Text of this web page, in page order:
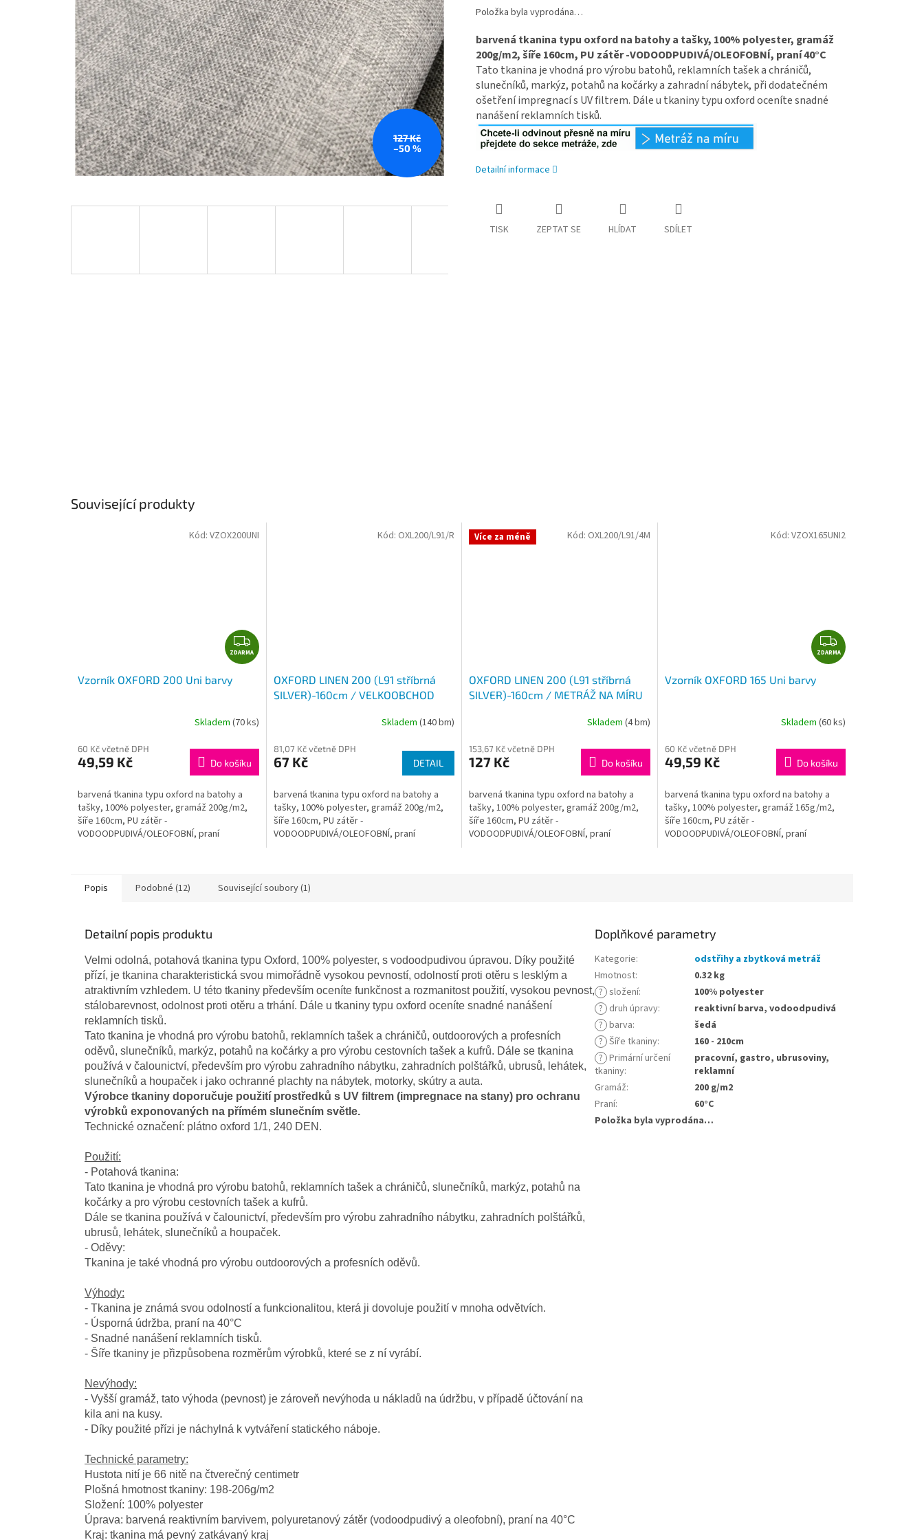
127 Kč
–50 %
Položka byla vyprodána…
barvená tkanina typu oxford na batohy a tašky, 100% polyester, gramáž
200g/m2, šíře 160cm, PU zátěr -VODOODPUDIVÁ/OLEOFOBNÍ, praní 40°C
Tato tkanina je vhodná pro výrobu batohů, reklamních tašek a chráničů,
slunečníků, markýz, potahů na kočárky a zahradní nábytek, při dodatečném
ošetření impregnací s UV filtrem. Dále u tkaniny typu oxford oceníte snadné
nanášení reklamních tisků.
Detailní informace
TISK ZEPTAT SE HLÍDAT SDÍLET
Související produkty
Z
D
A
ZDARMA
Vzorník OXFORD 200 Uni barvy
Skladem (70 ks)
60 Kč včetně DPH
49,59 Kč Do košíku
barvená tkanina typu oxford na batohy a
tašky, 100% polyester, gramáž 200g/m2,
šíře 160cm, PU zátěr -
VODOODPUDIVÁ/OLEOFOBNÍ, praní
Kód: VZOX200UNI
OXFORD LINEN 200 (L91 stříbrná
SILVER)-160cm / VELKOOBCHOD
Skladem (140 bm)
81,07 Kč včetně DPH
67 Kč DETAIL
barvená tkanina typu oxford na batohy a
tašky, 100% polyester, gramáž 200g/m2,
šíře 160cm, PU zátěr -
VODOODPUDIVÁ/OLEOFOBNÍ, praní
Kód: OXL200/L91/R Více za méně
OXFORD LINEN 200 (L91 stříbrná
SILVER)-160cm / METRÁŽ NA MÍRU
Skladem (4 bm)
153,67 Kč včetně DPH
127 Kč Do košíku
barvená tkanina typu oxford na batohy a
tašky, 100% polyester, gramáž 200g/m2,
šíře 160cm, PU zátěr -
VODOODPUDIVÁ/OLEOFOBNÍ, praní
Kód: OXL200/L91/4M
Z
D
A
ZDARMA
Vzorník OXFORD 165 Uni barvy
Skladem (60 ks)
60 Kč včetně DPH
49,59 Kč Do košíku
barvená tkanina typu oxford na batohy a
tašky, 100% polyester, gramáž 165g/m2,
šíře 160cm, PU zátěr -
VODOODPUDIVÁ/OLEOFOBNÍ, praní
Kód: VZOX165UNI2
Popis Podobné (12) Související soubory (1)
Detailní popis produktu
Velmi odolná, potahová tkanina typu Oxford, 100% polyester, s vodoodpudivou úpravou. Díky použité
přízí, je tkanina charakteristická svou mimořádně vysokou pevností, odolností proti otěru s lesklým a
atraktivním vzhledem. U této tkaniny především oceníte funkčnost a rozmanitost použití, vysokou pevnost,
stálobarevnost, odolnost proti otěru a trhání. Dále u tkaniny typu oxford oceníte snadné nanášení
reklamních tisků.
Tato tkanina je vhodná pro výrobu batohů, reklamních tašek a chráničů, outdoorových a profesních
oděvů, slunečníků, markýz, potahů na kočárky a pro výrobu cestovních tašek a kufrů. Dále se tkanina
používá v čalounictví, především pro výrobu zahradního nábytku, zahradních polštářků, ubrusů, lehátek,
slunečníků a houpaček i jako ochranné plachty na nábytek, motorky, skútry a auta.
Výrobce tkaniny doporučuje použití prostředků s UV filtrem (impregnace na stany) pro ochranu
výrobků exponovaných na přímém slunečním světle.
Technické označení: plátno oxford 1/1, 240 DEN.
Použití:
- Potahová tkanina:
Tato tkanina je vhodná pro výrobu batohů, reklamních tašek a chráničů, slunečníků, markýz, potahů na
kočárky a pro výrobu cestovních tašek a kufrů.
Dále se tkanina používá v čalounictví, především pro výrobu zahradního nábytku, zahradních polštářků,
ubrusů, lehátek, slunečníků a houpaček.
- Oděvy:
Tkanina je také vhodná pro výrobu outdoorových a profesních oděvů.
Výhody:
- Tkanina je známá svou odolností a funkcionalitou, která ji dovoluje použití v mnoha odvětvích.
- Úsporná údržba, praní na 40°C
- Snadné nanášení reklamních tisků.
- Šíře tkaniny je přizpůsobena rozměrům výrobků, které se z ní vyrábí.
Nevýhody:
- Vyšší gramáž, tato výhoda (pevnost) je zároveň nevýhoda u nákladů na údržbu, v případě účtování na
kila ani na kusy.
- Díky použité přízi je náchylná k vytváření statického náboje.
Technické parametry:
Hustota nití je 66 nitě na čtverečný centimetr
Plošná hmotnost tkaniny: 198-206g/m2
Složení: 100% polyester
Úprava: barvená reaktivním barvivem, polyuretanový zátěr (vodoodpudivý a oleofobní), praní na 40°C
Kraj: tkanina má pevný zatkávaný kraj
Doplňkové parametry
Kategorie:
odstřihy a zbytková metráž
Hmotnost:
0.32 kg
? složení:
100% polyester
? druh úpravy:
reaktivní barva, vodoodpudivá
? barva:
šedá
? Šíře tkaniny:
160 - 210cm
? Primární určení
tkaniny:
pracovní, gastro, ubrusoviny,
reklamní
Gramáž:
200 g/m2
Praní:
60°C
Položka byla vyprodána…